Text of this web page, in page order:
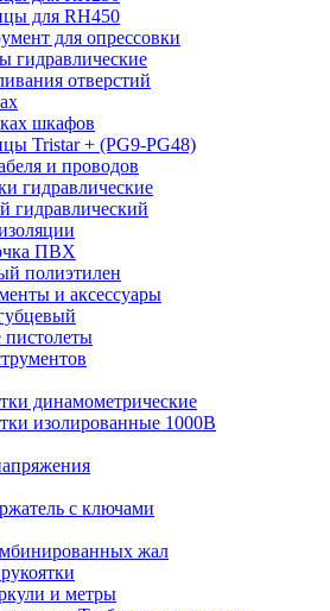
для RH450
для опрессовки
гидравлические
отверстий
шкафов
Tristar + (PG9-PG48)
и проводов
гидравлические
гидравлический
ПВХ
полиэтилен
и аксессуары
динамометрические
изолированные 1000В
с ключами
жал
и метры